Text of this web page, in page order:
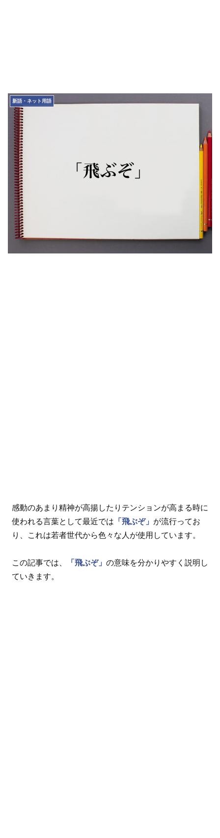
新語・ネット用語
感動のあまり精神が高揚したりテンションが高まる時に
使われる言葉として最近では 「飛ぶぞ」 が流行ってお
り、これは若者世代から色々な人が使用しています。
この記事では、 「飛ぶぞ」 の意味を分かりやすく説明し
ていきます。